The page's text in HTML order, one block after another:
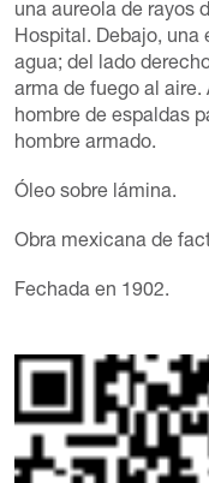
una aureola de rayos
Hospital. Debajo, una
agua; del lado
arma de fuego al aire.
hombre de espaldas
hombre armado.
Óleo sobre lámina.
Obra mexicana de
Fechada en 1902.